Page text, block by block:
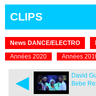
CLIPS
News DANCE/ELECTRO
Années 2020
Années
◄
David
Bebe